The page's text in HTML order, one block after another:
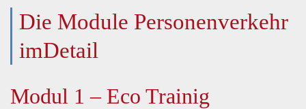
Die Module Personenverkehr
imDetail
Modul 1 – Eco Trainig